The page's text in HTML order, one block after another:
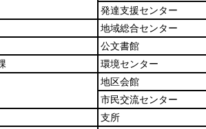
発達支援センター
地域総合センター
公文書館
環境センター
地区会館
市民交流センター
支所